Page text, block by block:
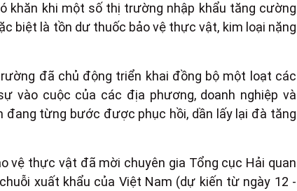
khăn khi một số thị trường nhập khẩu tăng cường
biệt là tồn dư thuốc bảo vệ thực vật, kim loại nặng
đã chủ động triển khai đồng bộ một loạt các
vào cuộc của các địa phương, doanh nghiệp và
đang từng bước được phục hồi, dần lấy lại đà tăng
vệ thực vật đã mời chuyên gia Tổng cục Hải quan
xuất khẩu của Việt Nam (dự kiến từ ngày 12 -